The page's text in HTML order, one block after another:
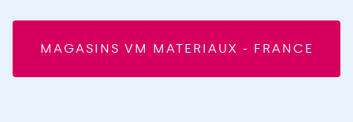
MAGASINS VM MATERIAUX - FRANCE